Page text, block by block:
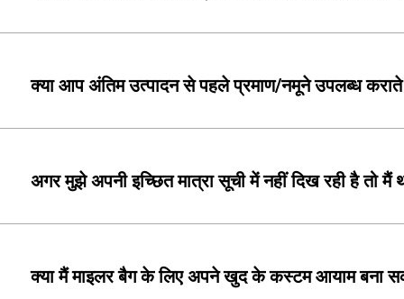
क्या आप अंतिम उत्पादन से पहले प्रमाण/नमूने उपलब्ध
अगर मुझे अपनी इच्छित मात्रा सूची में नहीं दिख रही है तो
क्या मैं माइलर बैग के लिए अपने खुद के कस्टम आयाम बना